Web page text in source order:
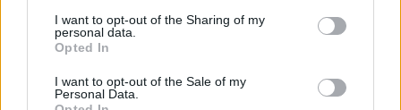
disclose it to other third parties.
Please note that this website/app uses one or more Google
services and may gather and store information including but
not limited to your visit or usage behaviour. You may click to
I want to opt-out of the Sharing of my
personal data.
Opted In
I want to opt-out of the Sale of my
Personal Data.